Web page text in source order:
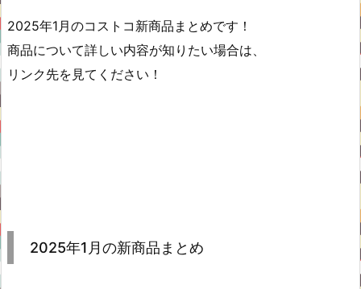
2025年1月のコストコ新商品まとめです！
商品について詳しい内容が知りたい場合は、
リンク先を見てください！
2025年1月の新商品まとめ